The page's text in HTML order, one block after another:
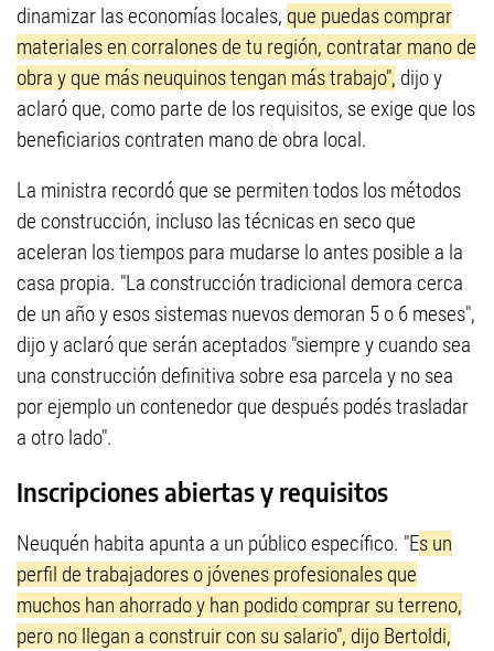
dinamizar las economías locales, que puedas comprar
materiales en corralones de tu región, contratar mano de
obra y que más neuquinos tengan más trabajo", dijo y
aclaró que, como parte de los requisitos, se exige que los
beneficiarios contraten mano de obra local.
La ministra recordó que se permiten todos los métodos
de construcción, incluso las técnicas en seco que
aceleran los tiempos para mudarse lo antes posible a la
casa propia. "La construcción tradicional demora cerca
de un año y esos sistemas nuevos demoran 5 o 6 meses",
dijo y aclaró que serán aceptados "siempre y cuando sea
una construcción definitiva sobre esa parcela y no sea
por ejemplo un contenedor que después podés trasladar
a otro lado".
Inscripciones abiertas y requisitos
Neuquén habita apunta a un público específico. "Es un
perfil de trabajadores o jóvenes profesionales que
muchos han ahorrado y han podido comprar su terreno,
pero no llegan a construir con su salario", dijo Bertoldi,